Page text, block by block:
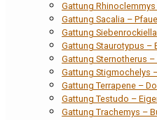
Gattung
Gattung Sacalia –
Gattung Siebenrockiella
Gattung Staurotypus –
Gattung Sternotherus
Gattung Stigmochelys
Gattung Terrapene –
Gattung Testudo –
Gattung Trachemys –